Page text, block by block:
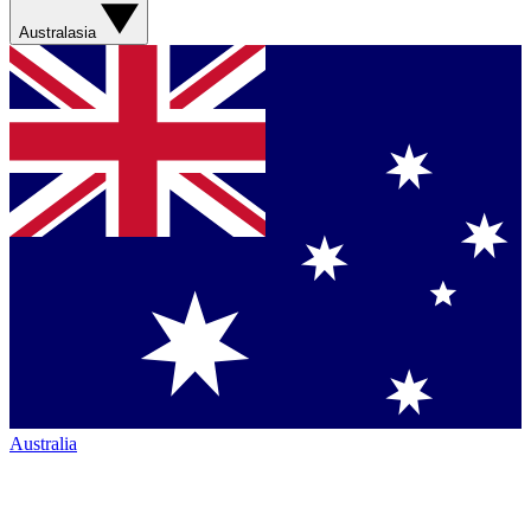
Australasia
Australia